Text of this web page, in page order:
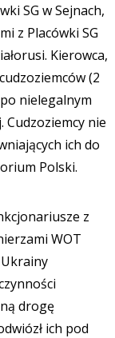
SG w Sejnach,
z Placówki SG
Kierowca,
(2
nielegalnym
nie
ich do
Polski.
z
WOT
drogę
ich pod